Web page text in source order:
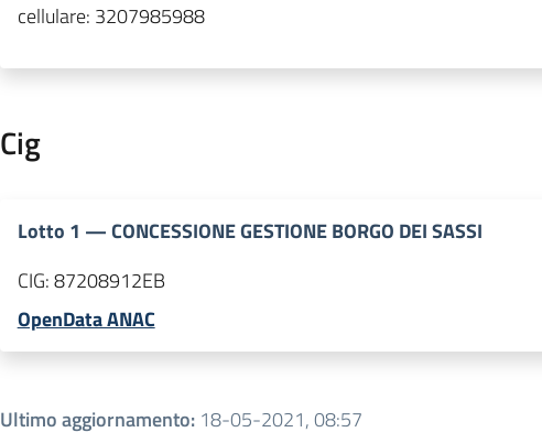
cellulare: 3207985988
Cig
Lotto 1 —CONCESSIONE GESTIONE BORGO DEI SASSI
CIG:87208912EB
OpenData ANAC
Ultimo aggiornamento: 18-05-2021, 08:57